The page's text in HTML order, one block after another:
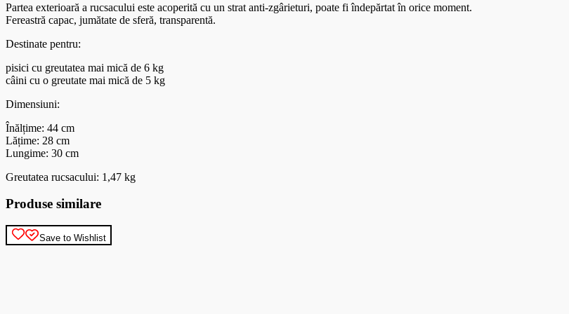
Partea exterioară a rucsacului este acoperită cu un strat anti-zgârieturi, poate fi îndepărtat în orice moment.
Fereastră capac, jumătate de sferă, transparentă.
Destinate pentru:
pisici cu greutatea mai mică de 6 kg
câini cu o greutate mai mică de 5 kg
Dimensiuni:
Înălțime: 44 cm
Lățime: 28 cm
Lungime: 30 cm
Greutatea rucsacului: 1,47 kg
Produse similare
Save to Wishlist